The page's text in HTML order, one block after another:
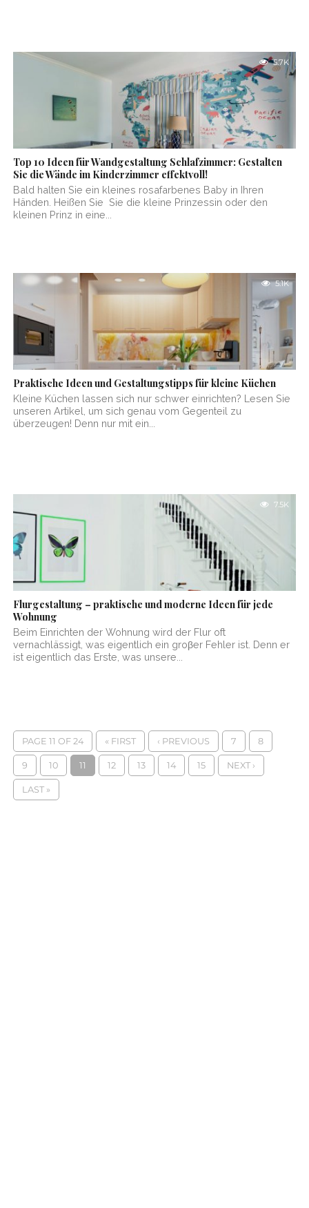
5.7K
Top 10 Ideen für Wandgestaltung Schlafzimmer: Gestalten
Sie die Wände im Kinderzimmer effektvoll!
Bald halten Sie ein kleines rosafarbenes Baby in Ihren
Händen. Heißen Sie Sie die kleine Prinzessin oder den
kleinen Prinz in eine...
5.1K
Praktische Ideen und Gestaltungstipps für kleine Küchen
Kleine Küchen lassen sich nur schwer einrichten? Lesen Sie
unseren Artikel, um sich genau vom Gegenteil zu
überzeugen! Denn nur mit ein...
7.5K
Flurgestaltung – praktische und moderne Ideen für jede
Wohnung
Beim Einrichten der Wohnung wird der Flur oft
vernachlässigt, was eigentlich ein groβer Fehler ist. Denn er
ist eigentlich das Erste, was unsere...
PAGE 11 OF 24 « FIRST ‹ PREVIOUS 7 8
9 10 11 12 13 14 15 NEXT ›
LAST »